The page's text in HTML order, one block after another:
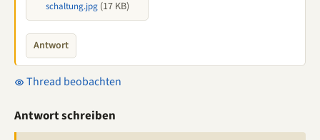
schaltung.jpg(17 KB)
Antwort
Thread beobachten
Antwort schreiben